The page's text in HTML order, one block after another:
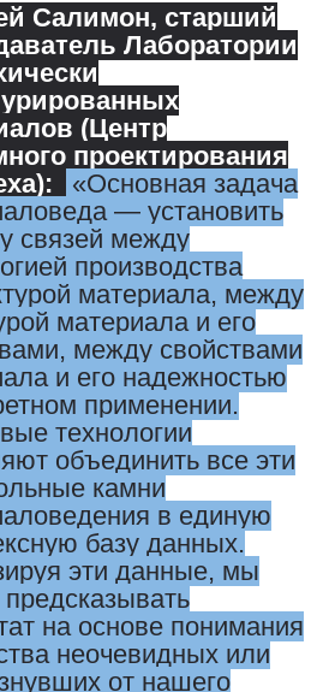
Салимон, старший
Лаборатории
(Центр
проектирования
Основная задача
— ​установить
связей между
производства
материала, между
материала и его
между свойствами
и его надежностью
применении.
технологии
объединить все эти
камни
в единую
базу данных.
эти данные, мы
на основе понимания
неочевидных или
от нашего